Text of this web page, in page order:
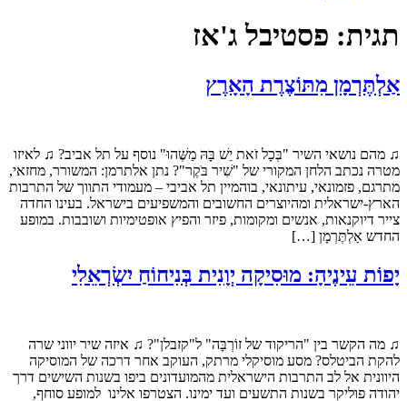
תגית: פסטיבל ג'אז
אַלְתֶּרְמָן מִתּוֹצֶרֶת הָאָרֶץ
♫ מהם נושאי השיר "בְּכָל זֹאת יֵשׁ בָּהּ מַשֶּׁהוּ" נוסף על תל אביב? ♫ לאיזו
מטרה נכתב הלחן המקורי של "שִׁיר בֹּקֶר"? נתן אלתרמן: המשורר, מחזאי,
מתרגם, פזמונאי, עיתונאי, בוהמיין תל אביבי – מעמודי התווך של התרבות
הארץ-ישראלית ומהיוצרים החשובים והמשפיעים בישראל. בעינו החדה
צייר דיוקנאות, אנשים ומקומות, פיזר והפיץ אופטימיות ושובבות. במופע
החדש אַלְתֶּרְמָן […]
יָפוֹת עֵינֶיהָ: מוּסִיקָה יְוָנִית בְּנִיחוֹחַ יִשְׂרְאֵלִי
♫ מה הקשר בין "הריקוד של זוֹרְבָּה" ל"קזבלן"? ♫ איזה שיר יווני שרה
להקת הביטלס? מסע מוסיקלי מרתק, העוקב אחר דרכה של המוסיקה
היוונית אל לב התרבות הישראלית מהמועדונים ביפו בשנות השישים דרך
יהודה פוליקר בשנות התשעים ועד ימינו. הצטרפו אלינו למופע סוחף,